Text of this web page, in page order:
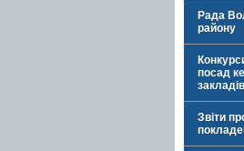
Рада
району
посад
закладів
Звіти